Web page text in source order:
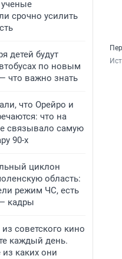
срочно усилить
детей будут
по новым
что важно знать
что Орейро и
что на
связывало самую
90-х
циклон
область:
режим ЧС, есть
кадры
советского кино
каждый день.
каких они